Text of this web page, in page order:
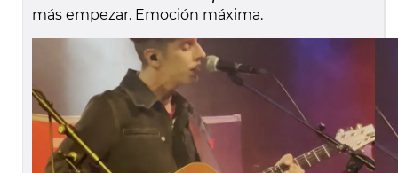
más empezar. Emoción máxima.